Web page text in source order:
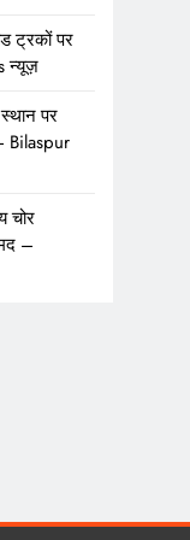
ट्रकों पर
न्यूज़
पर
Bilaspur
चोर
–